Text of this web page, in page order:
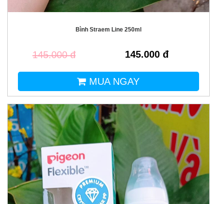
Bình Straem Line 250ml
145.000 đ 145.000 đ
MUA NGAY